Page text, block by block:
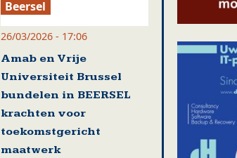
Beersel
26/03/2026 - 17:06
Amab en Vrije
Universiteit Brussel
bundelen in BEERSEL
krachten voor
toekomstgericht
maatwerk